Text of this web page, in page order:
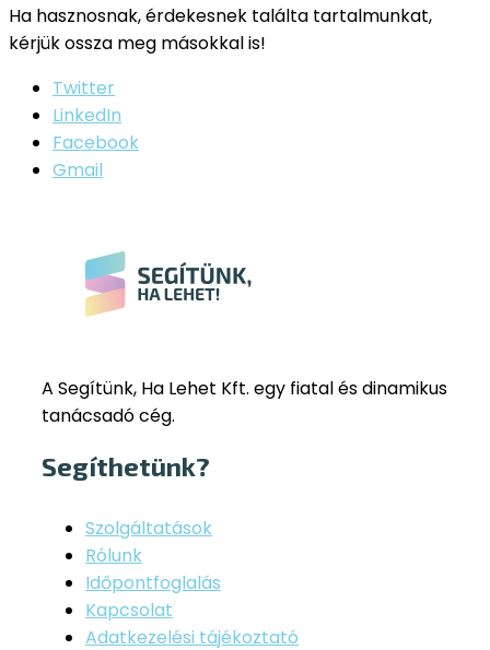
Ha hasznosnak, érdekesnek találta tartalmunkat,
kérjük ossza meg másokkal is!
Twitter
LinkedIn
Facebook
Gmail
A Segítünk, Ha Lehet Kft. egy fiatal és dinamikus
tanácsadó cég.
Segíthetünk?
Szolgáltatások
Rólunk
Időpontfoglalás
Kapcsolat
Adatkezelési tájékoztató